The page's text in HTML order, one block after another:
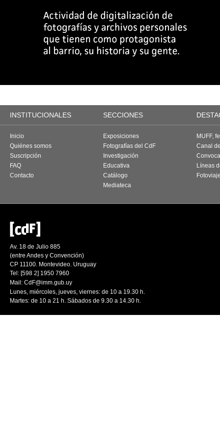
INSTITUCIONALES SECCIONES
Inicio
Quiénes somos
Suscripción
FAQ
Contacto
Exposiciones
Fotografías del CdF
Investigación
Educativa
Catálogo
Mediateca
MUFF,
Canal
Líneas
Av. 18 de Julio 885
(entre Andes y Convención)
CP 11100. Montevideo. Uruguay
Tel: [598 2] 1950 7960
Mail: CdF@imm.gub.uy
Lunes, miércoles, jueves, viernes: de 10 a 19.30 h.
Martes: de 10 a 21 h. Sábados de 9.30 a 14.30 h.